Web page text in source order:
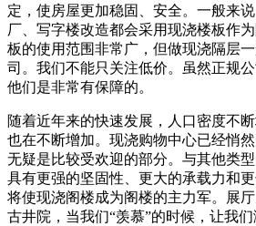
定，使房屋更加稳固、安全。一般来
厂、写字楼改造都会采用现浇楼板作
板的使用范围非常广，但做现浇隔层
司。我们不能只关注低价。虽然正规
他们是非常有保障的。
随着近年来的快速发展，人口密度不
也在不断增加。现浇购物中心已经悄
无疑是比较受欢迎的部分。与其他类
具有更强的坚固性、更大的承载力和
将使现浇阁楼成为阁楼的主力军。展厅
古井院，当我们“羡慕”的时候，让我